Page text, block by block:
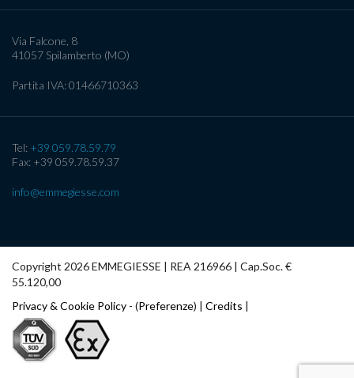
Via Falcone, 8
41057 Spilamberto (MO)
Partita IVA:01466710363
Tel: +39 059.78.59.79
Fax: +39 059.78.59.37
info@emmegiesse.com
Copyright 2026 EMMEGIESSE | REA 216966 | Cap.Soc. €
55.120,00
Privacy & Cookie Policy - (Preferenze) | Credits |